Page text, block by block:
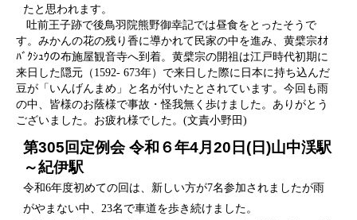
たと思われます。
吐前王子跡で後鳥羽院熊野御幸記では昼食をとったそうで
す。みかんの花の残り香に導かれて民家の中を進み、黄檗宗ｵｵ
ﾊﾞｸｼｭｳの布施屋観音寺へ到着。黄檗宗の開祖は江戸時代初期に
来日した隠元（1592- 673年）で来日した際に日本に持ち込んだ
豆が「いんげんまめ」と名が付いたとされています。今回も雨
の中、皆様のお蔭様で事故・怪我無く歩けました。ありがとう
ございました。お疲れ様でした。(文責小野田)
第305回定例会 令和６年4月20日(日)山中渓駅
～紀伊駅
令和6年度初めての回は、新しい方が7名参加されましたが雨
がやまない中、23名で車道を歩き続けました。